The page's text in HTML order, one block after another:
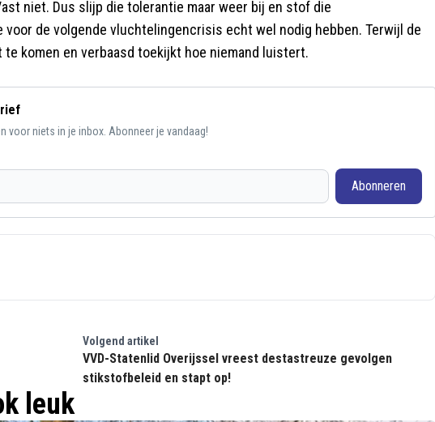
niet. Dus slijp die tolerantie maar weer bij en stof die
voor de volgende vluchtelingencrisis echt wel nodig hebben. Terwijl de
komen en verbaasd toekijkt hoe niemand luistert.
voor niets in je inbox. Abonneer je vandaag!
Abonneren
Volgend artikel
VVD-Statenlid Overijssel vreest destastreuze gevolgen
stikstofbeleid en stapt op!
leuk